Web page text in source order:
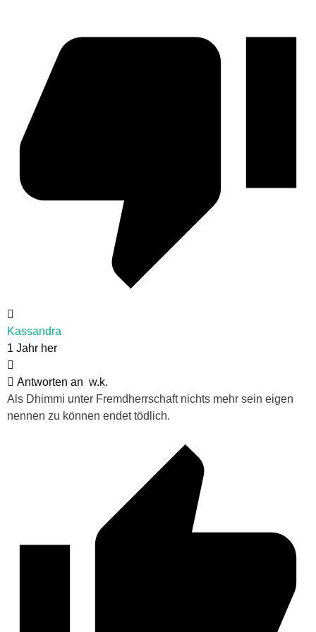
Kassandra
1 Jahr her
Antworten an w.k.
Als Dhimmi unter Fremdherrschaft nichts mehr sein eigen
nennen zu können endet tödlich.